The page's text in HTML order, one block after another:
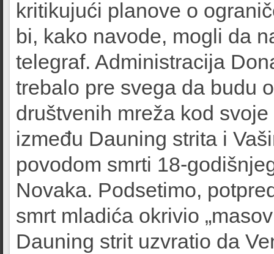
kritikujući planove o
bi, kako navode, mogli da
telegraf. Administracija
trebalo pre svega da budu
društvenih mreža kod
između Dauning strita i
povodom smrti 18-
Novaka. Podsetimo,
smrt mladića okrivio
Dauning strit uzvratio da